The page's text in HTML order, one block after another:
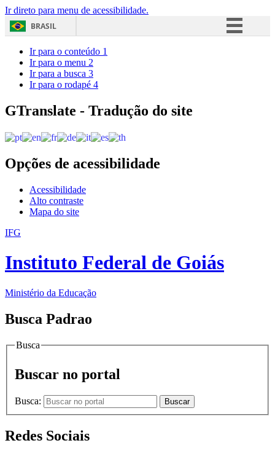
Ir direto para menu de acessibilidade.
BRASIL
Acesso à informação
Ir para o conteúdo 1
Ir para o menu 2
Ir para a busca 3
Ir para o rodapé 4
GTranslate - Tradução do site
Opções de acessibilidade
Acessibilidade
Alto contraste
Mapa do site
IFG
Instituto Federal de Goiás
Ministério da Educação
Busca Padrao
Busca
Buscar no portal
Busca: Buscar
Redes Sociais